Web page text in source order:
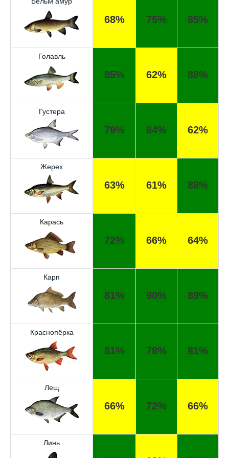
68% 75% 85%
Голавль
85% 62% 88%
Густера
79% 84% 62%
Жерех
63% 61% 88%
Карась
72% 66% 64%
Карп
81% 90% 89%
Краснопёрка
81% 78% 81%
Лещ
66% 72% 66%
Линь